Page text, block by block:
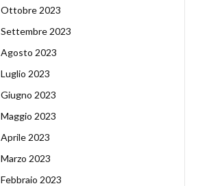
Ottobre 2023
Settembre 2023
Agosto 2023
Luglio 2023
Giugno 2023
Maggio 2023
Aprile 2023
Marzo 2023
Febbraio 2023